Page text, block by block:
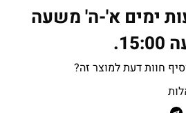
ימים א'-ה' משעה
חוות דעת למוצר זה?